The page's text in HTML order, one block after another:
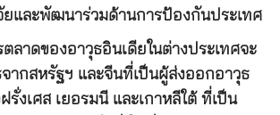
ยและพัฒนาร่วมด้านการป้องกันประเทศ
ลาดของอาวุธอินเดียในต่างประเทศจะ
ากสหรัฐฯ และจีนที่เป็นผู้ส่งออกอาวุธ
รั่งเศส เยอรมนี และเกาหลีใต้ ที่เป็น